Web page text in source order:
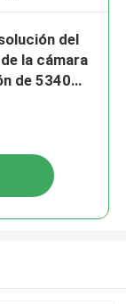
del
la cámara
de 5340